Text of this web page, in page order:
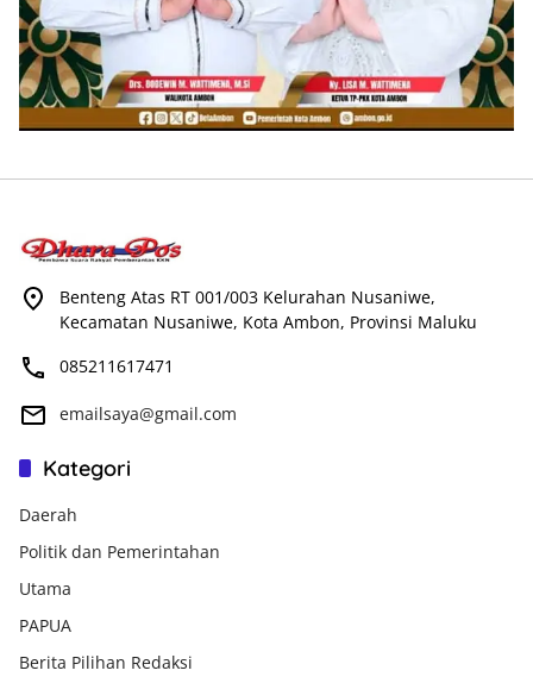
Benteng Atas RT 001/003 Kelurahan Nusaniwe,
Kecamatan Nusaniwe, Kota Ambon, Provinsi Maluku
085211617471
emailsaya@gmail.com
Kategori
Daerah
Politik dan Pemerintahan
Utama
PAPUA
Berita Pilihan Redaksi